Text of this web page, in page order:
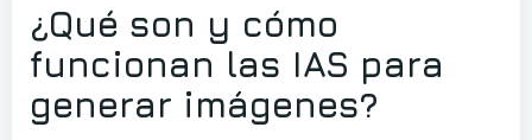
¿Qué son y cómo
funcionan las IAS para
generar imágenes?